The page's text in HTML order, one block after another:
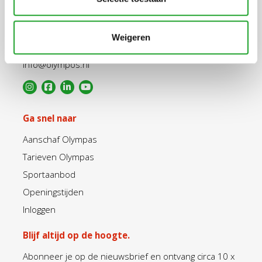
Weigeren
info@olympos.nl
Ga snel naar
Aanschaf Olympas
Tarieven Olympas
Sportaanbod
Openingstijden
Inloggen
Blijf altijd op de hoogte.
Abonneer je op de nieuwsbrief en ontvang circa 10 x